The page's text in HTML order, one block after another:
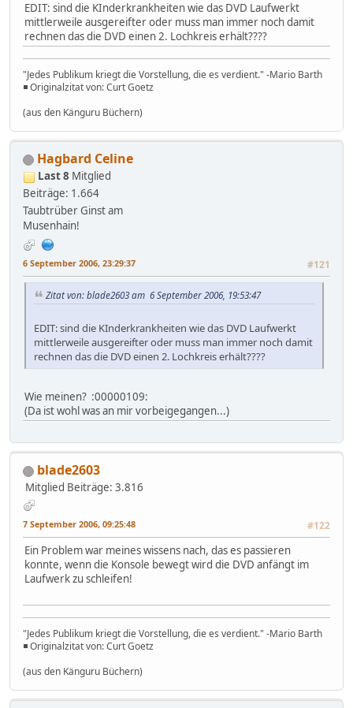
EDIT: sind die KInderkrankheiten wie das DVD Laufwerkt
mittlerweile ausgereifter oder muss man immer noch damit
rechnen das die DVD einen 2. Lochkreis erhält????
"Jedes Publikum kriegt die Vorstellung, die es verdient." -Mario Barth
◾ Originalzitat von: Curt Goetz
(aus den Känguru Büchern)
Hagbard Celine
Last 8 Mitglied
Beiträge: 1.664
Taubtrüber Ginst am
Musenhain!
6 September 2006, 23:29:37 #121
Zitat von: blade2603 am 6 September 2006, 19:53:47
EDIT: sind die KInderkrankheiten wie das DVD Laufwerkt
mittlerweile ausgereifter oder muss man immer noch damit
rechnen das die DVD einen 2. Lochkreis erhält????
Wie meinen? :00000109:
(Da ist wohl was an mir vorbeigegangen...)
blade2603
Mitglied Beiträge: 3.816
7 September 2006, 09:25:48 #122
Ein Problem war meines wissens nach, das es passieren
konnte, wenn die Konsole bewegt wird die DVD anfängt im
Laufwerk zu schleifen!
"Jedes Publikum kriegt die Vorstellung, die es verdient." -Mario Barth
◾ Originalzitat von: Curt Goetz
(aus den Känguru Büchern)